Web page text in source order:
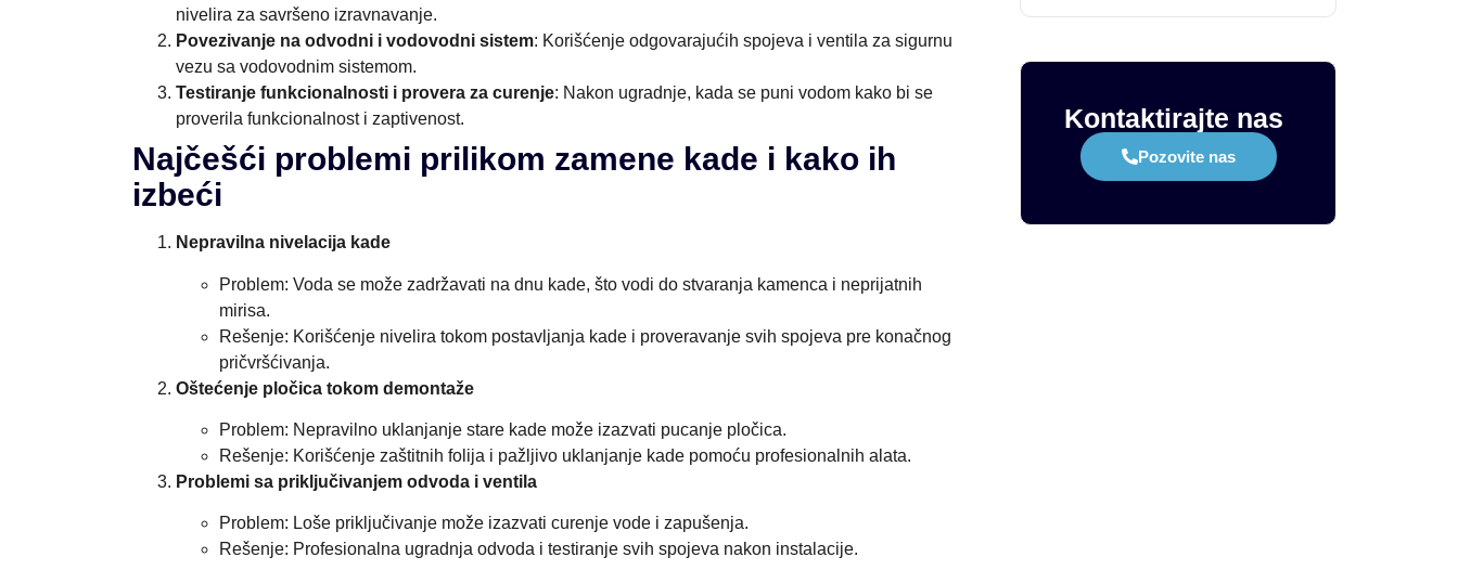
nivelira za savršeno izravnavanje.
Povezivanje na odvodni i vodovodni sistem: Korišćenje odgovarajućih spojeva i ventila za sigurnu
vezu sa vodovodnim sistemom.
Testiranje funkcionalnosti i provera za curenje: Nakon ugradnje, kada se puni vodom kako bi se
proverila funkcionalnost i zaptivenost.
Najčešći problemi prilikom zamene kade i kako ih
izbeći
Nepravilna nivelacija kade
Problem: Voda se može zadržavati na dnu kade, što vodi do stvaranja kamenca i neprijatnih
mirisa.
Rešenje: Korišćenje nivelira tokom postavljanja kade i proveravanje svih spojeva pre konačnog
pričvršćivanja.
Oštećenje pločica tokom demontaže
Problem: Nepravilno uklanjanje stare kade može izazvati pucanje pločica.
Rešenje: Korišćenje zaštitnih folija i pažljivo uklanjanje kade pomoću profesionalnih alata.
Problemi sa priključivanjem odvoda i ventila
Problem: Loše priključivanje može izazvati curenje vode i zapušenja.
Rešenje: Profesionalna ugradnja odvoda i testiranje svih spojeva nakon instalacije.
Kontaktirajte nas
Pozovite nas